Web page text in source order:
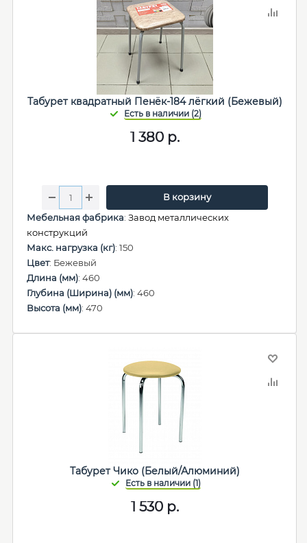
Табурет квадратный Пенёк-184 лёгкий (Бежевый)
1 380 р.
В корзину
Мебельная фабрика: Завод металлических
конструкций
Макс. нагрузка (кг): 150
Цвет: Бежевый
Длина (мм): 460
Глубина (Ширина) (мм): 460
Высота (мм): 470
Табурет Чико (Белый/Алюминий)
1 530 р.